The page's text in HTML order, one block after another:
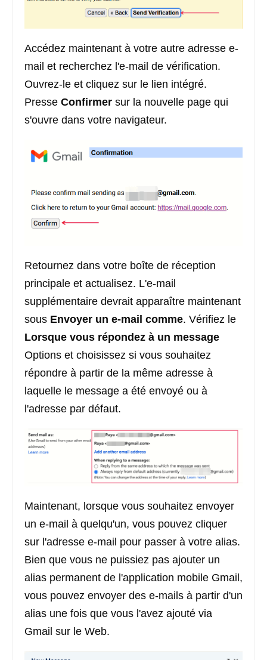
Accédez maintenant à votre autre adresse e-
mail et recherchez l'e-mail de vérification.
Ouvrez-le et cliquez sur le lien intégré.
Presse Confirmer sur la nouvelle page qui
s'ouvre dans votre navigateur.
Retournez dans votre boîte de réception
principale et actualisez. L'e-mail
supplémentaire devrait apparaître maintenant
sous Envoyer un e-mail comme. Vérifiez le
Lorsque vous répondez à un message
Options et choisissez si vous souhaitez
répondre à partir de la même adresse à
laquelle le message a été envoyé ou à
l'adresse par défaut.
Maintenant, lorsque vous souhaitez envoyer
un e-mail à quelqu'un, vous pouvez cliquer
sur l'adresse e-mail pour passer à votre alias.
Bien que vous ne puissiez pas ajouter un
alias permanent de l'application mobile Gmail,
vous pouvez envoyer des e-mails à partir d'un
alias une fois que vous l'avez ajouté via
Gmail sur le Web.